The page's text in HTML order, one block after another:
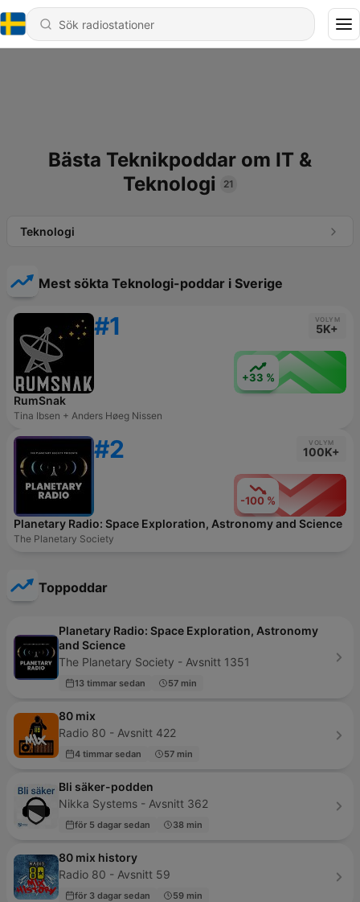
Bästa Teknikpoddar om IT &
Teknologi
21
Teknologi
Mest sökta Teknologi-poddar i Sverige
#1 VOLYM
5K+
+33 %
RumSnak
Tina Ibsen + Anders Høeg Nissen
#2 VOLYM
100K+
-100 %
Planetary Radio: Space Exploration, Astronomy and Science
The Planetary Society
Toppoddar
Planetary Radio: Space Exploration, Astronomy
and Science
The Planetary Society - Avsnitt 1351
13 timmar sedan 57 min
80 mix
Radio 80 - Avsnitt 422
4 timmar sedan 57 min
Bli säker-podden
Nikka Systems - Avsnitt 362
för 5 dagar sedan 38 min
80 mix history
Radio 80 - Avsnitt 59
för 3 dagar sedan 59 min